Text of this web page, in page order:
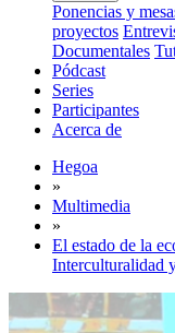
Ponencias y
proyectos
Documentales
Pódcast
Series
Participantes
Acerca de
Hegoa
»
Multimedia
»
El estado de la
Interculturalidad